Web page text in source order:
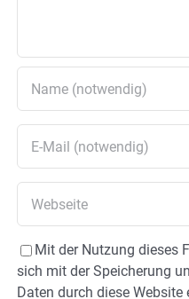
Mit der Nutzung dieses
sich mit der Speicherung
Daten durch diese Website